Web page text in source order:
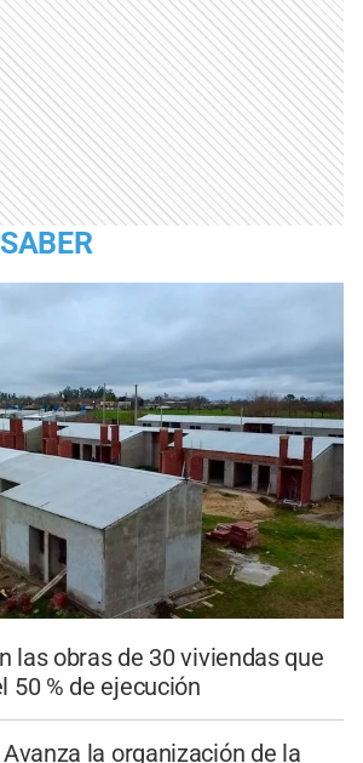
las obras de 30 viviendas que
50 % de ejecución
Avanza la organización de la